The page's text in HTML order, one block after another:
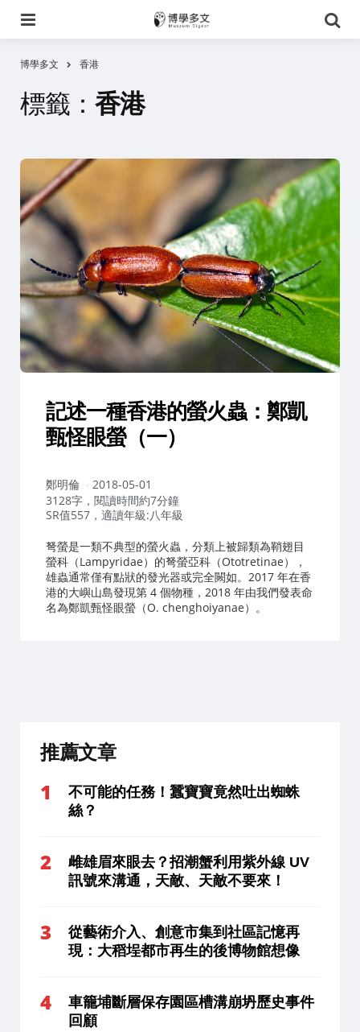
尋
博學多文 香港
標籤： 香港
記述一種香港的螢火蟲：鄭凱
甄怪眼螢（一）
作
者：
鄭明倫
2018-05-01
3128字，閱讀時間約7分鐘
SR值557，適讀年級:八年級
弩螢是一類不典型的螢火蟲，分類上被歸類為鞘翅目
螢科（Lampyridae）的弩螢亞科（Ototretinae），
雄蟲通常僅有點狀的發光器或完全闕如。2017 年在香
港的大嶼山島發現第 4 個物種，2018 年由我們發表命
名為鄭凱甄怪眼螢（O. chenghoiyanae）。
推薦文章
不可能的任務！蠶寶寶竟然吐出蜘蛛
絲？
雌雄眉來眼去？招潮蟹利用紫外線 UV
訊號來溝通，天敵、天敵不要來！
從藝術介入、創意市集到社區記憶再
現：大稻埕都市再生的後博物館想像
車籠埔斷層保存園區槽溝崩坍歷史事件
回顧